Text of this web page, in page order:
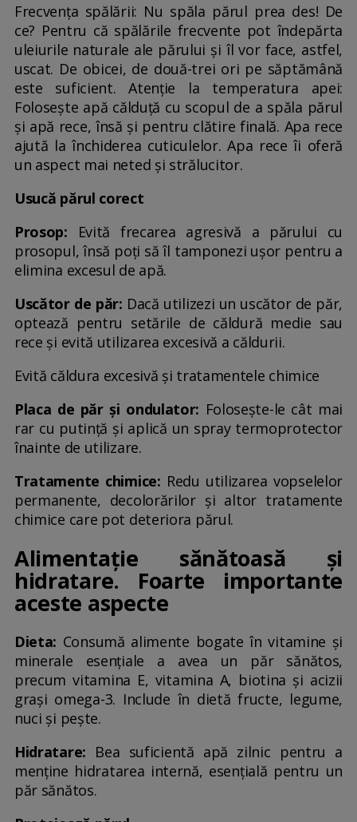
Frecvența spălării: Nu spăla părul prea des! De
ce? Pentru că spălările frecvente pot îndepărta
uleiurile naturale ale părului și îl vor face, astfel,
uscat. De obicei, de două-trei ori pe săptămână
este suficient. Atenție la temperatura apei:
Folosește apă călduță cu scopul de a spăla părul
și apă rece, însă și pentru clătire finală. Apa rece
ajută la închiderea cuticulelor. Apa rece îi oferă
un aspect mai neted și strălucitor.
Usucă părul corect
Prosop:
Evită frecarea agresivă a părului cu
prosopul, însă poți să îl tamponezi ușor pentru a
elimina excesul de apă.
Uscător de păr: Dacă utilizezi un uscător de păr,
optează pentru setările de căldură medie sau
rece și evită utilizarea excesivă a căldurii.
Evită căldura excesivă și tratamentele chimice
Placa de păr și ondulator: Folosește-le cât mai
rar cu putință și aplică un spray termoprotector
înainte de utilizare.
Tratamente chimice: Redu utilizarea vopselelor
permanente, decolorărilor și altor tratamente
chimice care pot deteriora părul.
Alimentație sănătoasă și
hidratare. Foarte importante
aceste aspecte
Dieta: Consumă alimente bogate în vitamine și
minerale esențiale a avea un păr sănătos,
precum vitamina E, vitamina A, biotina și acizii
grași omega-3. Include în dietă fructe, legume,
nuci și pește.
Hidratare: Bea suficientă apă zilnic pentru a
menține hidratarea internă, esențială pentru un
păr sănătos.